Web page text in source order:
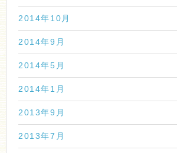
2014年10月
2014年9月
2014年5月
2014年1月
2013年9月
2013年7月